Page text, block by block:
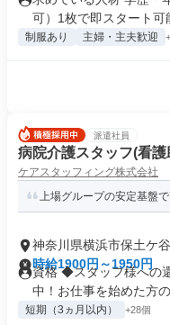
可）1枚で即スタート可
制服あり 主婦・主夫歓迎
派遣社員
病院介護スタッフ(看護
ケアスタッフィング株式会社
上場グループの安定基盤
神奈川県横浜市保土ケ
時給1900円～1950円
資格 ◆スタッフ様への
中！お仕事を始めた方の
短期（3ヵ月以内） +28個